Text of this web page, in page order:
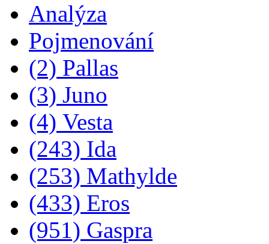
Analýza
Pojmenování
(2) Pallas
(3) Juno
(4) Vesta
(243) Ida
(253) Mathylde
(433) Eros
(951) Gaspra